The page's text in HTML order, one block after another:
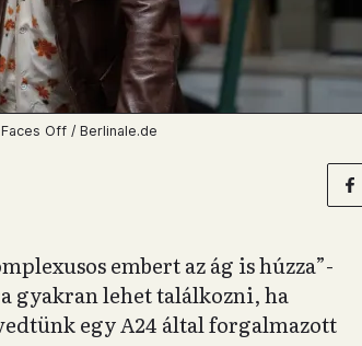
Off / Berlinale.de
embert az ág is húzza”-
gyakran lehet találkozni, ha
egy A24 által forgalmazott